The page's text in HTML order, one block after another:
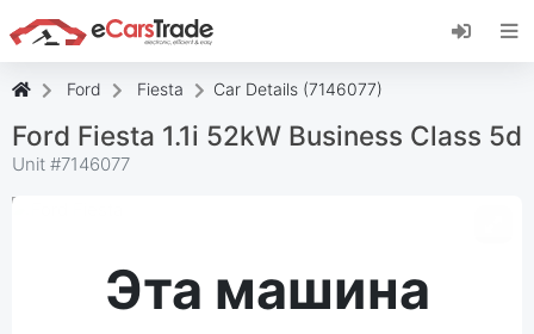
Установите веб-приложение eCarsTrade,
добавьте его на главный экран и получайте
Ford Fiesta Car Details (7146077)
Ford Fiesta 1.1i 52kW Business Class 5d
Unit #7146077
Эта машина